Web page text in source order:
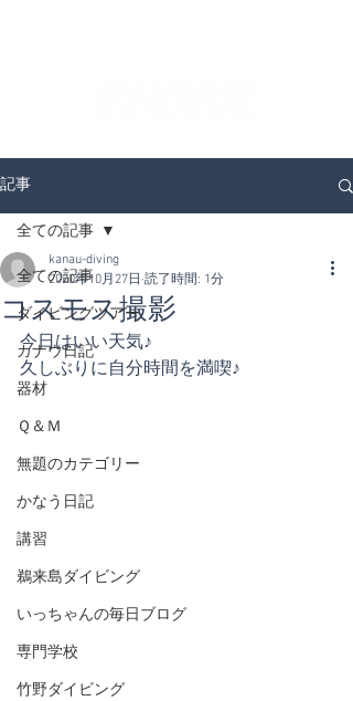
記事
全ての記事
ダイビングツアー
カナウ日記
器材
Ｑ＆Ｍ
無題のカテゴリー
かなう日記
講習
鵜来島ダイビング
いっちゃんの毎日ブログ
専門学校
竹野ダイビング
全ての記事
コスモス撮影
kanau-diving
2020年10月27日 読了時間: 1分
今日はいい天気♪
久しぶりに自分時間を満喫♪